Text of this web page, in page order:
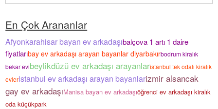
En Çok Arananlar
Afyonkarahisar bayan ev arkadaşıbalçova 1 artı 1 daire
fiyatlarıbay ev arkadaşı arayan bayanlar diyarbakırbodrum kiralık
bekar evibeylikdüzü ev arkadaşı arayanlaristanbul tek odalı kiralık
evleristanbul ev arkadaşı arayan bayanlarizmir alsancak
gay ev arkadaşıManisa bayan ev arkadaşıöğrenci ev arkadaşı kiralık
oda küçükpark